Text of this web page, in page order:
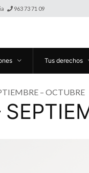
963 73 71 09
Tus derechos
– OCTUBRE